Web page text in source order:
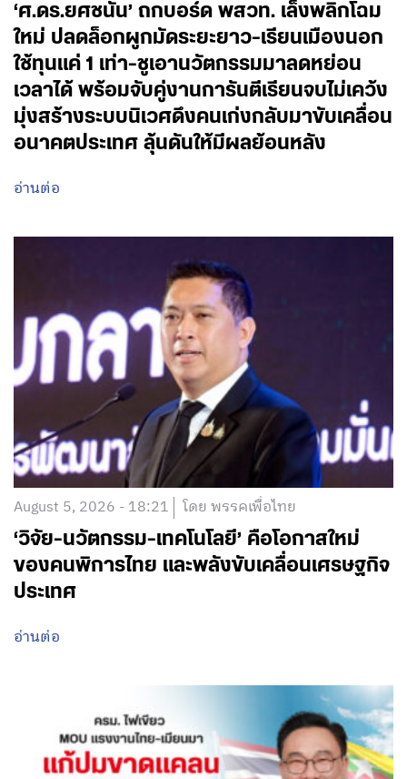
‘ศ.ดร.ยศชนัน’ ถกบอร์ด พสวท. เล็งพลิกโฉม
ใหม่ ปลดล็อกผูกมัดระยะยาว-เรียนเมืองนอก
ใช้ทุนแค่ 1 เท่า-ชูเอานวัตกรรมมาลดหย่อน
เวลาได้ พร้อมจับคู่งานการันตีเรียนจบไม่เคว้ง
มุ่งสร้างระบบนิเวศดึงคนเก่งกลับมาขับเคลื่อน
อนาคตประเทศ ลุ้นดันให้มีผลย้อนหลัง
อ่านต่อ
August 5, 2026 - 18:21 โดย พรรคเพื่อไทย
‘วิจัย-นวัตกรรม-เทคโนโลยี’ คือโอกาสใหม่
ของคนพิการไทย และพลังขับเคลื่อนเศรษฐกิจ
ประเทศ
อ่านต่อ